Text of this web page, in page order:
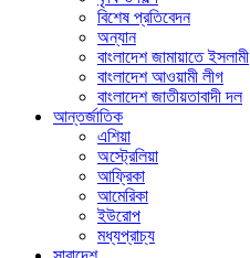
বিশেষ প্রতিবেদন
অন্যান
বাংলাদেশ জামায়াতে ইসলামী
বাংলাদেশ আওয়ামী লীগ
বাংলাদেশ জাতীয়তাবাদী দল
আন্তর্জাতিক
এশিয়া
অস্ট্রেলিয়া
আফ্রিকা
আমেরিকা
ইউরোপ
মধ্যপ্রাচ্য